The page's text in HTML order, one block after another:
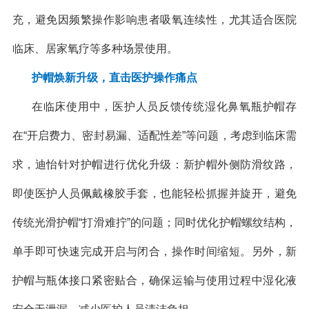
充，避免因频繁操作影响患者吸氧连续性，尤其适合医院
临床、居家氧疗等多种场景使用。
护帽焕新升级，直击医护操作痛点
在临床使用中，医护人员反馈传统湿化鼻氧瓶护帽存
在“开启费力、密封易漏、适配性差”等问题，考虑到临床需
求，迪怡针对护帽进行优化升级：新护帽外侧防滑纹路，
即使医护人员佩戴橡胶手套，也能轻松抓握并旋开，避免
传统光滑护帽“打滑难拧”的问题；同时优化护帽螺纹结构，
单手即可快速完成开启与闭合，操作时间缩短。另外，新
护帽与瓶体接口紧密贴合，确保运输与使用过程中湿化液